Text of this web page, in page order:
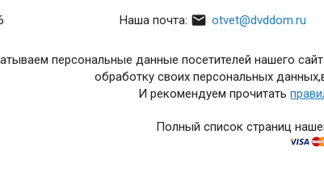
Наша почта:  otvet@dvddom.ru
персональные данные посетителей нашего
обработку своих персональных
И рекомендуем прочитать
Полный список страниц